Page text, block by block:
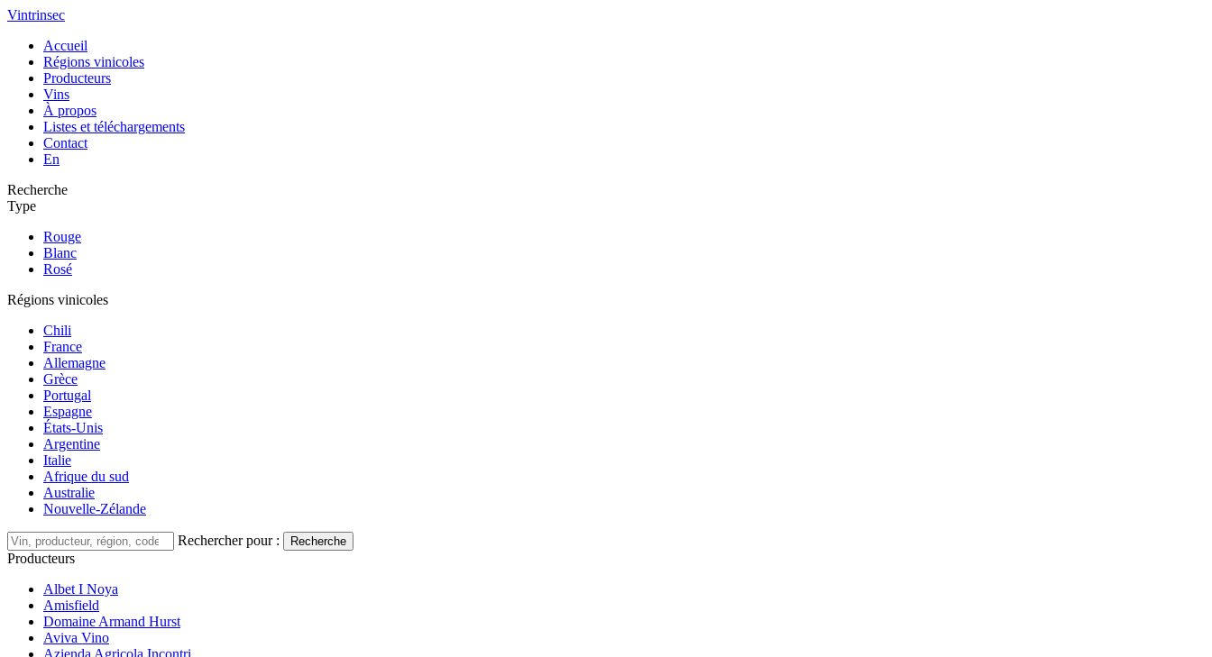
Vintrinsec
Accueil
Régions vinicoles
Producteurs
Vins
À propos
Listes et téléchargements
Contact
En
Recherche
Type
Rouge
Blanc
Rosé
Régions vinicoles
Chili
France
Allemagne
Grèce
Portugal
Espagne
États-Unis
Argentine
Italie
Afrique du sud
Australie
Nouvelle-Zélande
Rechercher pour : Recherche
Producteurs
Albet I Noya
Amisfield
Domaine Armand Hurst
Aviva Vino
Azienda Agricola Incontri